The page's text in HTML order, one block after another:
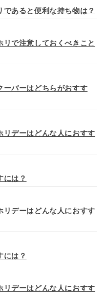
あると便利な持ち物は？
で注意しておくべきこと
ーバーはどちらがおすす
リデーはどんな人におすす
には？
リデーはどんな人におすす
には？
リデーはどんな人におすす